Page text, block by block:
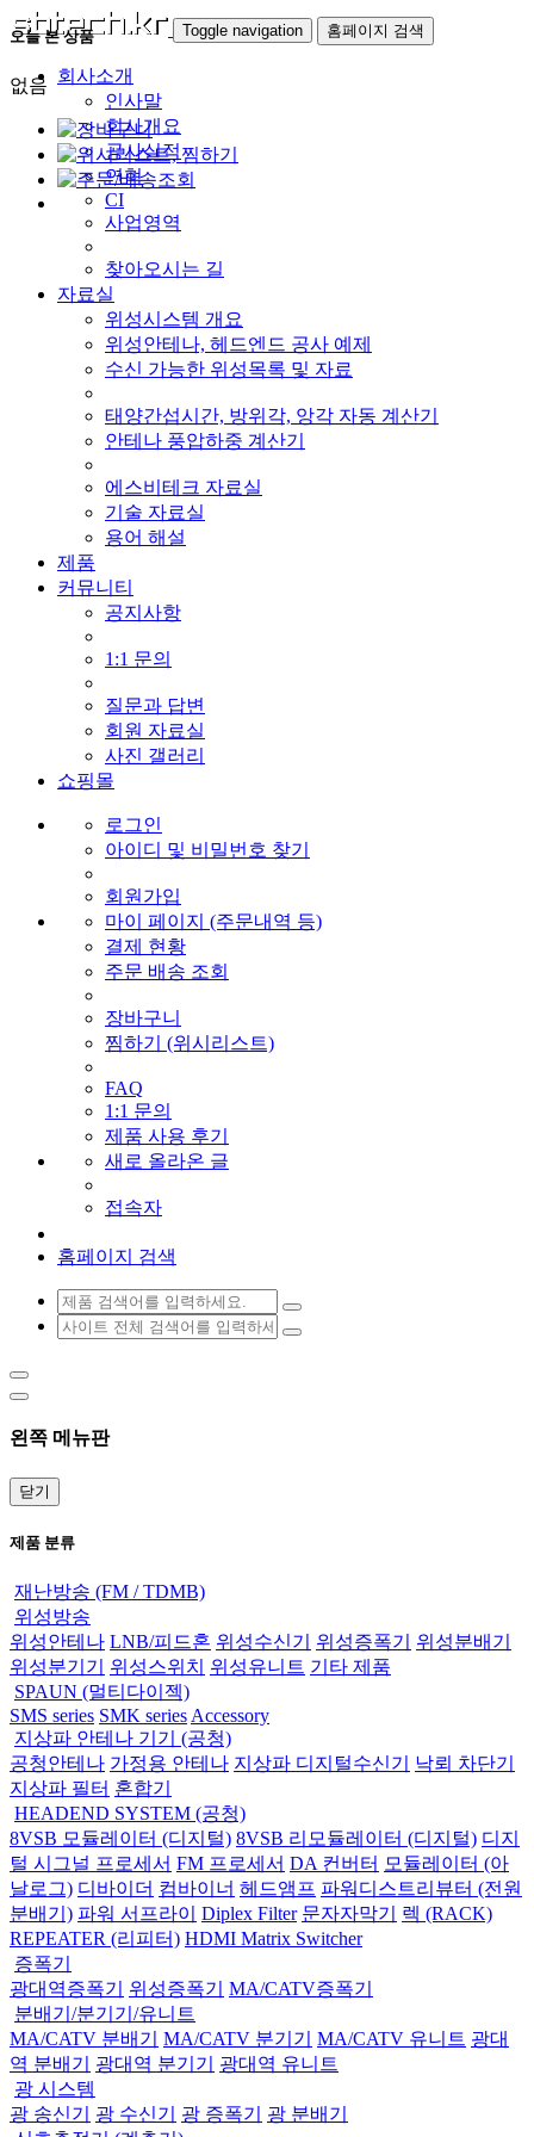
Toggle navigation 홈페이지 검색
회사소개
인사말
회사개요
공사실적
연혁
CI
사업영역
찾아오시는 길
자료실
위성시스템 개요
위성안테나, 헤드엔드 공사 예제
수신 가능한 위성목록 및 자료
태양간섭시간, 방위각, 앙각 자동 계산기
안테나 풍압하중 계산기
에스비테크 자료실
기술 자료실
용어 해설
제품
커뮤니티
공지사항
1:1 문의
질문과 답변
회원 자료실
사진 갤러리
쇼핑몰
로그인
아이디 및 비밀번호 찾기
회원가입
마이 페이지 (주문내역 등)
결제 현황
주문 배송 조회
장바구니
찜하기 (위시리스트)
FAQ
1:1 문의
제품 사용 후기
새로 올라온 글
접속자
홈페이지 검색
왼쪽 메뉴판
닫기
제품 분류
재난방송 (FM / TDMB)
위성방송
위성안테나 LNB/피드혼 위성수신기 위성증폭기
위성분배기
위성분기기
위성스위치 위성유니트 기타 제품
SPAUN (멀티다이젝)
SMS series SMK series Accessory
지상파 안테나 기기 (공청)
공청안테나 가정용 안테나 지상파 디지털수신기
낙뢰 차단기
지상파 필터 혼합기
HEADEND SYSTEM (공청)
8VSB 모듈레이터 (디지털) 8VSB 리모듈레이터 (디지털) 디지
털 시그널 프로세서 FM 프로세서 DA 컨버터 모듈레이터 (아
날로그) 디바이더 컴바이너 헤드앰프 파워디스트리뷰터 (전원
분배기) 파워 서프라이 Diplex Filter 문자자막기
렉 (RACK)
REPEATER (리피터) HDMI Matrix Switcher
증폭기
광대역증폭기
위성증폭기
MA/CATV증폭기
분배기/분기기/유니트
MA/CATV 분배기
MA/CATV 분기기 MA/CATV 유니트 광대
역 분배기
광대역 분기기
광대역 유니트
광 시스템
광 송신기
광 수신기 광 증폭기
광 분배기
오늘 본 상품
없음